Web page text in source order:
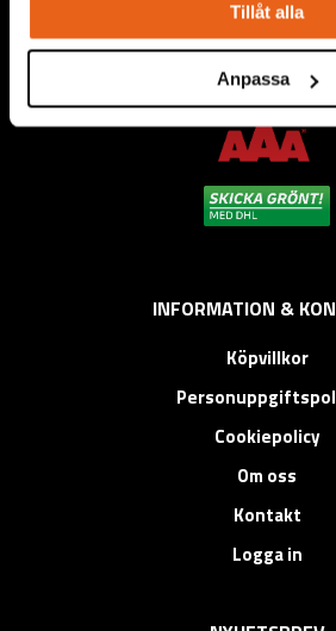
Tillåt alla
Anpassa
Vi levererar högkvalitativa
eget varumärke, med fokus på
montage, bygg, anläggning,
installation.
INFORMATION &
Köpvillkor
Cookiepolicy
Om oss
Kontakt
Logga in